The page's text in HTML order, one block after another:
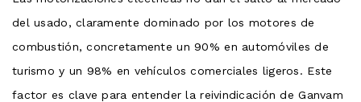
del usado, claramente dominado por los motores de
combustión, concretamente un 90% en automóviles de
turismo y un 98% en vehículos comerciales ligeros. Este
factor es clave para entender la reivindicación de Ganvam